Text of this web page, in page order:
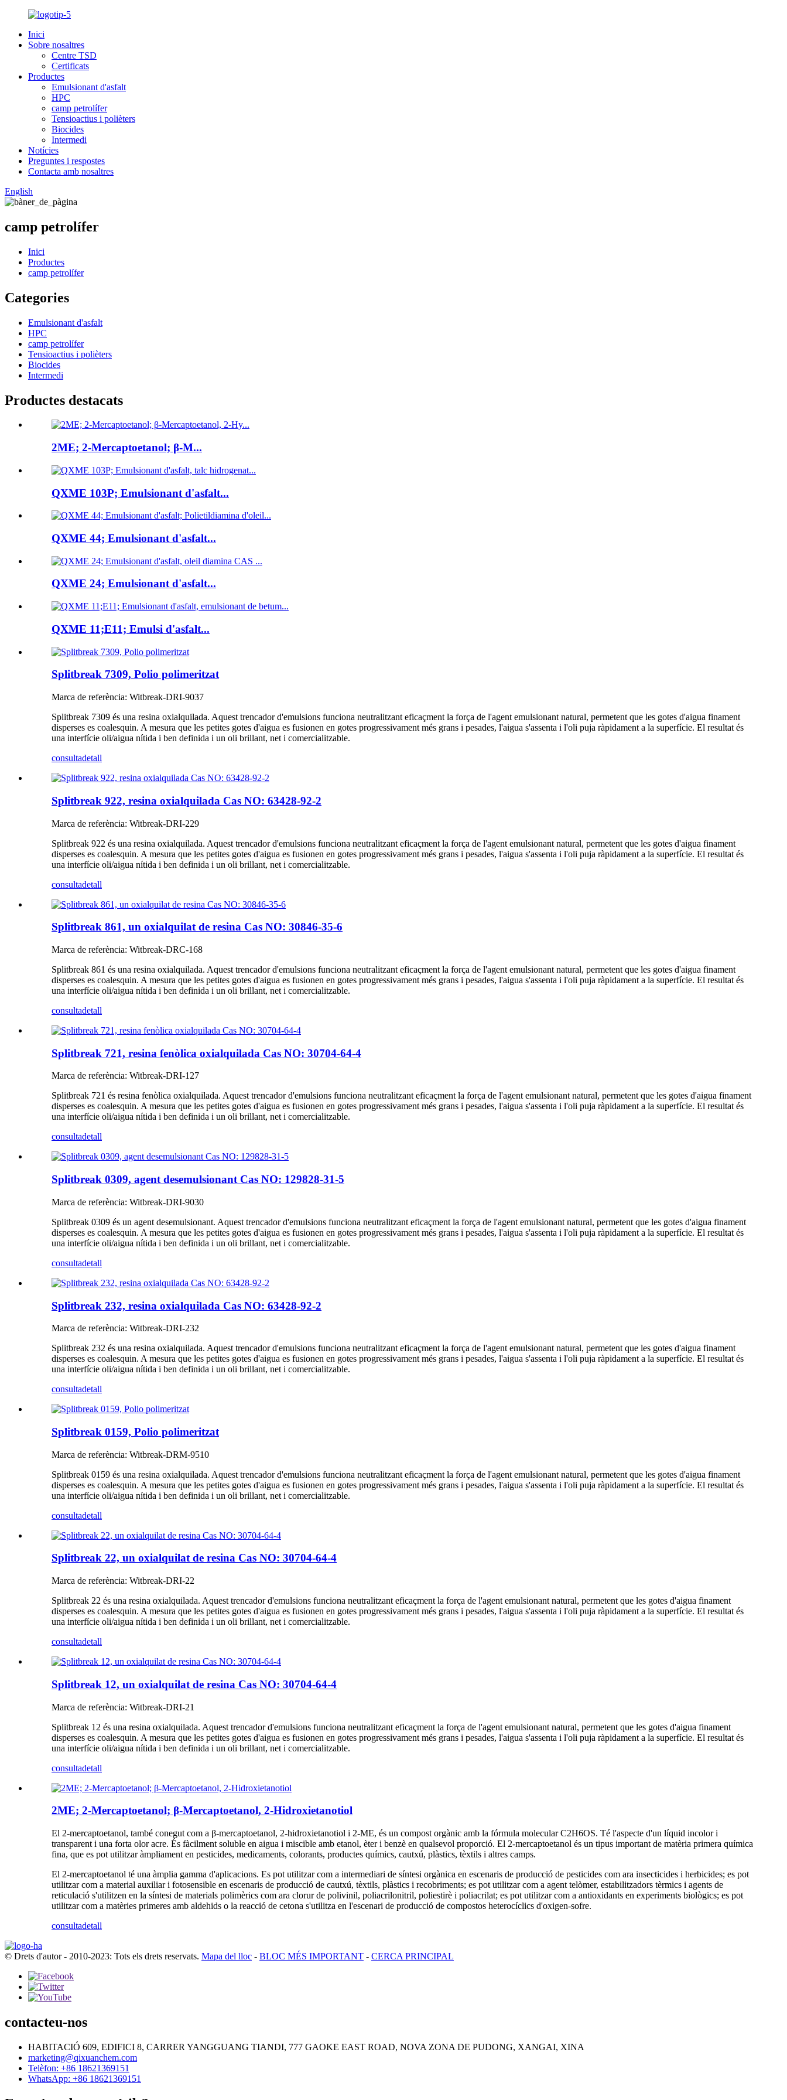
Inici
Sobre nosaltres
Centre TSD
Certificats
Productes
Emulsionant d'asfalt
HPC
camp petrolífer
Tensioactius i polièters
Biocides
Intermedi
Notícies
Preguntes i respostes
Contacta amb nosaltres
English
camp petrolífer
Inici
Productes
camp petrolífer
Categories
Emulsionant d'asfalt
HPC
camp petrolífer
Tensioactius i polièters
Biocides
Intermedi
Productes destacats
2ME; 2-Mercaptoetanol; β-M...
QXME 103P; Emulsionant d'asfalt...
QXME 44; Emulsionant d'asfalt...
QXME 24; Emulsionant d'asfalt...
QXME 11;E11; Emulsi d'asfalt...
Splitbreak 7309, Polio polimeritzat
Marca de referència: Witbreak-DRI-9037
Splitbreak 7309 és una resina oxialquilada. Aquest trencador d'emulsions funciona neutralitzant eficaçment la força de l'agent emulsionant natural, permetent que les gotes d'aigua finament
disperses es coalesquin. A mesura que les petites gotes d'aigua es fusionen en gotes progressivament més grans i pesades, l'aigua s'assenta i l'oli puja ràpidament a la superfície. El resultat és
una interfície oli/aigua nítida i ben definida i un oli brillant, net i comercialitzable.
consultadetall
Splitbreak 922, resina oxialquilada Cas NO: 63428-92-2
Marca de referència: Witbreak-DRI-229
Splitbreak 922 és una resina oxialquilada. Aquest trencador d'emulsions funciona neutralitzant eficaçment la força de l'agent emulsionant natural, permetent que les gotes d'aigua finament
disperses es coalesquin. A mesura que les petites gotes d'aigua es fusionen en gotes progressivament més grans i pesades, l'aigua s'assenta i l'oli puja ràpidament a la superfície. El resultat és
una interfície oli/aigua nítida i ben definida i un oli brillant, net i comercialitzable.
consultadetall
Splitbreak 861, un oxialquilat de resina Cas NO: 30846-35-6
Marca de referència: Witbreak-DRC-168
Splitbreak 861 és una resina oxialquilada. Aquest trencador d'emulsions funciona neutralitzant eficaçment la força de l'agent emulsionant natural, permetent que les gotes d'aigua finament
disperses es coalesquin. A mesura que les petites gotes d'aigua es fusionen en gotes progressivament més grans i pesades, l'aigua s'assenta i l'oli puja ràpidament a la superfície. El resultat és
una interfície oli/aigua nítida i ben definida i un oli brillant, net i comercialitzable.
consultadetall
Splitbreak 721, resina fenòlica oxialquilada Cas NO: 30704-64-4
Marca de referència: Witbreak-DRI-127
Splitbreak 721 és resina fenòlica oxialquilada. Aquest trencador d'emulsions funciona neutralitzant eficaçment la força de l'agent emulsionant natural, permetent que les gotes d'aigua finament
disperses es coalesquin. A mesura que les petites gotes d'aigua es fusionen en gotes progressivament més grans i pesades, l'aigua s'assenta i l'oli puja ràpidament a la superfície. El resultat és
una interfície oli/aigua nítida i ben definida i un oli brillant, net i comercialitzable.
consultadetall
Splitbreak 0309, agent desemulsionant Cas NO: 129828-31-5
Marca de referència: Witbreak-DRI-9030
Splitbreak 0309 és un agent desemulsionant. Aquest trencador d'emulsions funciona neutralitzant eficaçment la força de l'agent emulsionant natural, permetent que les gotes d'aigua finament
disperses es coalesquin. A mesura que les petites gotes d'aigua es fusionen en gotes progressivament més grans i pesades, l'aigua s'assenta i l'oli puja ràpidament a la superfície. El resultat és
una interfície oli/aigua nítida i ben definida i un oli brillant, net i comercialitzable.
consultadetall
Splitbreak 232, resina oxialquilada Cas NO: 63428-92-2
Marca de referència: Witbreak-DRI-232
Splitbreak 232 és una resina oxialquilada. Aquest trencador d'emulsions funciona neutralitzant eficaçment la força de l'agent emulsionant natural, permetent que les gotes d'aigua finament
disperses es coalesquin. A mesura que les petites gotes d'aigua es fusionen en gotes progressivament més grans i pesades, l'aigua s'assenta i l'oli puja ràpidament a la superfície. El resultat és
una interfície oli/aigua nítida i ben definida i un oli brillant, net i comercialitzable.
consultadetall
Splitbreak 0159, Polio polimeritzat
Marca de referència: Witbreak-DRM-9510
Splitbreak 0159 és una resina oxialquilada. Aquest trencador d'emulsions funciona neutralitzant eficaçment la força de l'agent emulsionant natural, permetent que les gotes d'aigua finament
disperses es coalesquin. A mesura que les petites gotes d'aigua es fusionen en gotes progressivament més grans i pesades, l'aigua s'assenta i l'oli puja ràpidament a la superfície. El resultat és
una interfície oli/aigua nítida i ben definida i un oli brillant, net i comercialitzable.
consultadetall
Splitbreak 22, un oxialquilat de resina Cas NO: 30704-64-4
Marca de referència: Witbreak-DRI-22
Splitbreak 22 és una resina oxialquilada. Aquest trencador d'emulsions funciona neutralitzant eficaçment la força de l'agent emulsionant natural, permetent que les gotes d'aigua finament
disperses es coalesquin. A mesura que les petites gotes d'aigua es fusionen en gotes progressivament més grans i pesades, l'aigua s'assenta i l'oli puja ràpidament a la superfície. El resultat és
una interfície oli/aigua nítida i ben definida i un oli brillant, net i comercialitzable.
consultadetall
Splitbreak 12, un oxialquilat de resina Cas NO: 30704-64-4
Marca de referència: Witbreak-DRI-21
Splitbreak 12 és una resina oxialquilada. Aquest trencador d'emulsions funciona neutralitzant eficaçment la força de l'agent emulsionant natural, permetent que les gotes d'aigua finament
disperses es coalesquin. A mesura que les petites gotes d'aigua es fusionen en gotes progressivament més grans i pesades, l'aigua s'assenta i l'oli puja ràpidament a la superfície. El resultat és
una interfície oli/aigua nítida i ben definida i un oli brillant, net i comercialitzable.
consultadetall
2ME; 2-Mercaptoetanol; β-Mercaptoetanol, 2-Hidroxietanotiol
El 2-mercaptoetanol, també conegut com a β-mercaptoetanol, 2-hidroxietanotiol i 2-ME, és un compost orgànic amb la fórmula molecular C2H6OS. Té l'aspecte d'un líquid incolor i
transparent i una forta olor acre. És fàcilment soluble en aigua i miscible amb etanol, èter i benzè en qualsevol proporció. El 2-mercaptoetanol és un tipus important de matèria primera química
fina, que es pot utilitzar àmpliament en pesticides, medicaments, colorants, productes químics, cautxú, plàstics, tèxtils i altres camps.
El 2-mercaptoetanol té una àmplia gamma d'aplicacions. Es pot utilitzar com a intermediari de síntesi orgànica en escenaris de producció de pesticides com ara insecticides i herbicides; es pot
utilitzar com a material auxiliar i fotosensible en escenaris de producció de cautxú, tèxtils, plàstics i recobriments; es pot utilitzar com a agent telòmer, estabilitzadors tèrmics i agents de
reticulació s'utilitzen en la síntesi de materials polimèrics com ara clorur de polivinil, poliacrilonitril, poliestirè i poliacrilat; es pot utilitzar com a antioxidants en experiments biològics; es pot
utilitzar com a matèries primeres amb aldehids o la reacció de cetona s'utilitza en l'escenari de producció de compostos heterocíclics d'oxigen-sofre.
consultadetall
© Drets d'autor - 2010-2023: Tots els drets reservats. Mapa del lloc - BLOC MÉS IMPORTANT - CERCA PRINCIPAL
contacteu-nos
HABITACIÓ 609, EDIFICI 8, CARRER YANGGUANG TIANDI, 777 GAOKE EAST ROAD, NOVA ZONA DE PUDONG, XANGAI, XINA
marketing@qixuanchem.com
Telèfon: +86 18621369151
WhatsApp: +86 18621369151